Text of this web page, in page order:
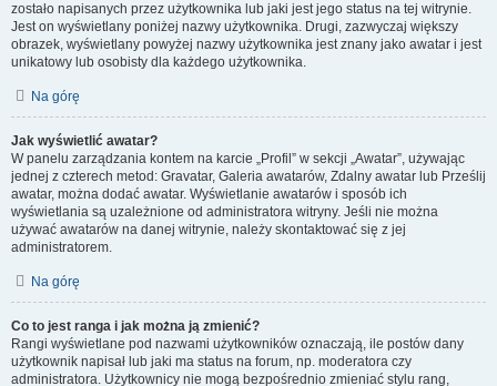
zostało napisanych przez użytkownika lub jaki jest jego status na tej witrynie.
Jest on wyświetlany poniżej nazwy użytkownika. Drugi, zazwyczaj większy
obrazek, wyświetlany powyżej nazwy użytkownika jest znany jako awatar i jest
unikatowy lub osobisty dla każdego użytkownika.
Na górę
Jak wyświetlić awatar?
W panelu zarządzania kontem na karcie „Profil” w sekcji „Awatar”, używając
jednej z czterech metod: Gravatar, Galeria awatarów, Zdalny awatar lub Prześlij
awatar, można dodać awatar. Wyświetlanie awatarów i sposób ich
wyświetlania są uzależnione od administratora witryny. Jeśli nie można
używać awatarów na danej witrynie, należy skontaktować się z jej
administratorem.
Na górę
Co to jest ranga i jak można ją zmienić?
Rangi wyświetlane pod nazwami użytkowników oznaczają, ile postów dany
użytkownik napisał lub jaki ma status na forum, np. moderatora czy
administratora. Użytkownicy nie mogą bezpośrednio zmieniać stylu rang,